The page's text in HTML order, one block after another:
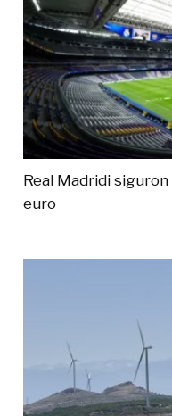
Real Madridi
euro